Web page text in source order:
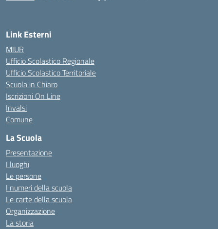
Link Esterni
MIUR
Ufficio Scolastico Regionale
Ufficio Scolastico Territoriale
Scuola in Chiaro
Iscrizioni On Line
Invalsi
Comune
La Scuola
Presentazione
I luoghi
Le persone
I numeri della scuola
Le carte della scuola
Organizzazione
La storia